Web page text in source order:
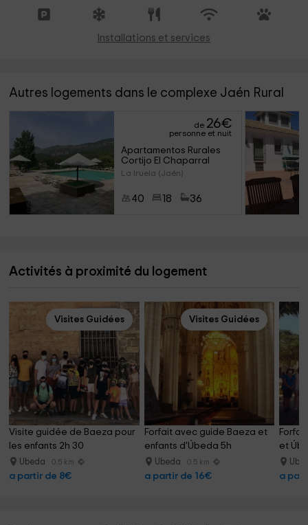
Installations et services
Autres logements dans le complexe Jaén Rural
de 26€
personne et nuit
Apartamentos Rurales
Cortijo El Chaparral
La Iruela (Jaén)
40 18 36
Activités à proximité du logement
Visites Guidées
Visite guidée de Baeza pour
les enfants 2h 30
Ubeda 0.5 km
a partir de 8€
Visites Guidées
Forfait avec guide Baeza et
enfants d'Úbeda 5h
Ubeda 0.5 km
a partir de 16€
et
a